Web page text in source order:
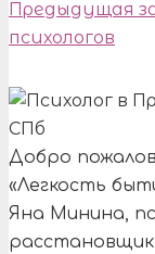
Предыдущая
психологов
Добро
«Легкость
Яна Минина,